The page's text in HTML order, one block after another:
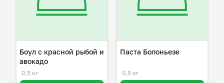
Боул с красной рыбой и
авокадо
0,5 кг
Паста Болоньезе
0,5 кг